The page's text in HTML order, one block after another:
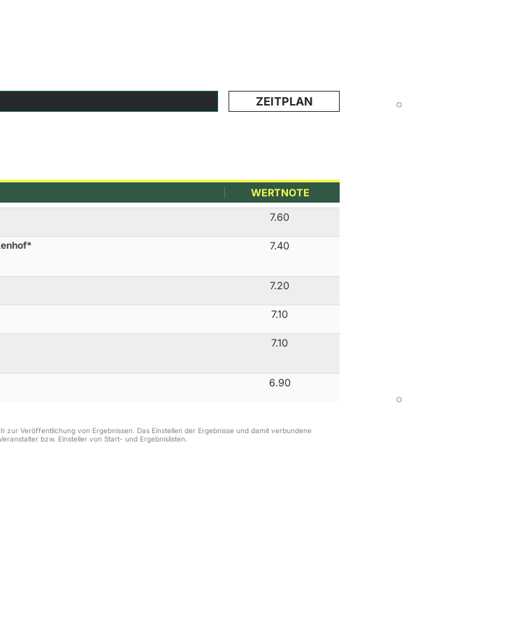
ZEITPLAN
WERTNOTE
7.60
7.40
7.20
7.10
7.10
6.90
zur Veröffentlichung von Ergebnissen. Das Einstellen der Ergebnisse und damit verbundene
bzw. Einsteller von Start- und Ergebnislisten.